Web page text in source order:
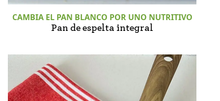
CAMBIA EL PAN BLANCO POR UNO NUTRITIVO
Pan de espelta integral